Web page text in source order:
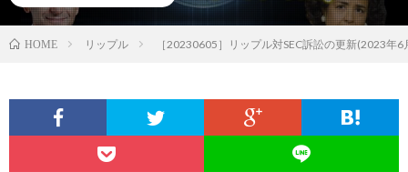
HOME リップル ［20230605］リップル対SEC訴訟の更新(2023年